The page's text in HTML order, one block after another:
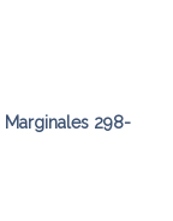
Marginales 298-